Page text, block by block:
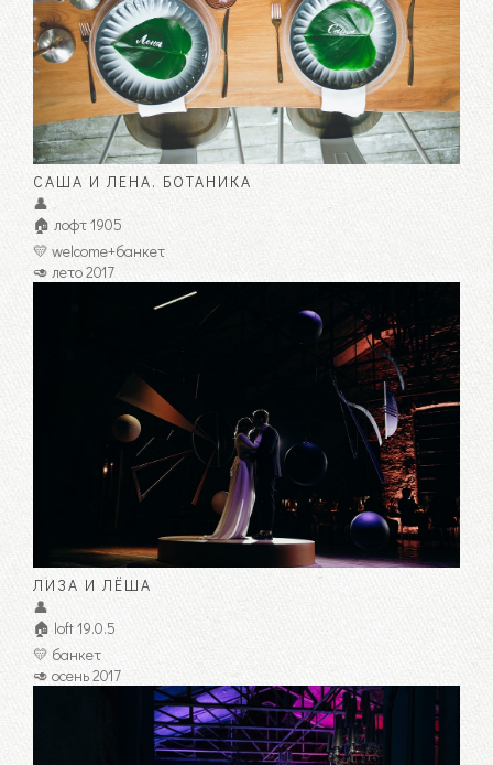
САША И ЛЕНА. БОТАНИКА
👤
🏠 лофт 1905
💛 welcome+банкет
🥑 лето 2017
ЛИЗА И ЛЁША
👤
🏠 loft 19.0.5
💛 банкет
🥑 осень 2017